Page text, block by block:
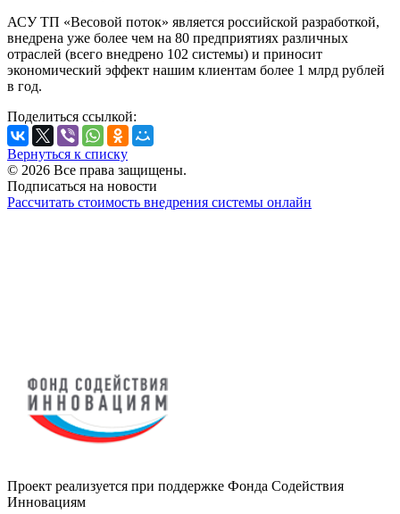
АСУ ТП «Весовой поток» является российской разработкой,
внедрена уже более чем на 80 предприятиях различных
отраслей (всего внедрено 102 системы) и приносит
экономический эффект нашим клиентам более 1 млрд рублей
в год.
Поделиться ссылкой:
Вернуться к списку
© 2026 Все права защищены.
Подписаться на новости
Рассчитать стоимость внедрения системы онлайн
Проект реализуется при поддержке Фонда Содействия
Инновациям